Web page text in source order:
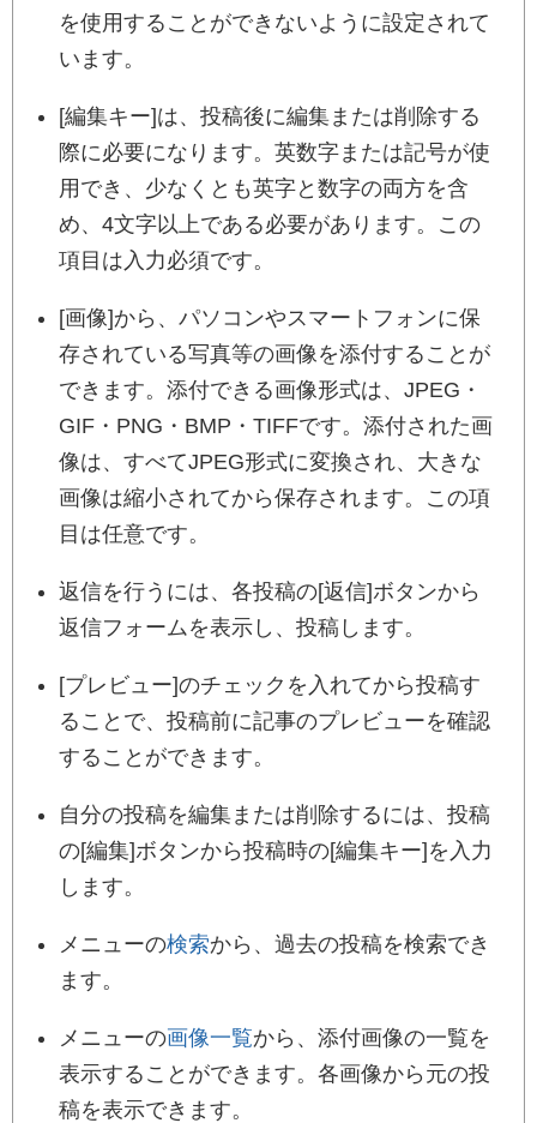
を使用することができないように設定されて
います。
[編集キー]は、投稿後に編集または削除する
際に必要になります。英数字または記号が使
用でき、少なくとも英字と数字の両方を含
め、4文字以上である必要があります。この
項目は入力必須です。
[画像]から、パソコンやスマートフォンに保
存されている写真等の画像を添付することが
できます。添付できる画像形式は、JPEG・
GIF・PNG・BMP・TIFFです。添付された画
像は、すべてJPEG形式に変換され、大きな
画像は縮小されてから保存されます。この項
目は任意です。
返信を行うには、各投稿の[返信]ボタンから
返信フォームを表示し、投稿します。
[プレビュー]のチェックを入れてから投稿す
ることで、投稿前に記事のプレビューを確認
することができます。
自分の投稿を編集または削除するには、投稿
の[編集]ボタンから投稿時の[編集キー]を入力
します。
メニューの検索から、過去の投稿を検索でき
ます。
メニューの画像一覧から、添付画像の一覧を
表示することができます。各画像から元の投
稿を表示できます。